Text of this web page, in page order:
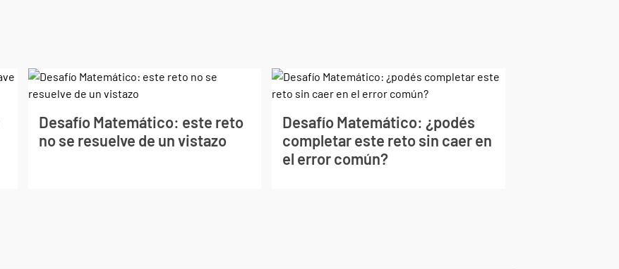
Desafío Matemático: este reto
no se resuelve de un vistazo
Desafío Matemático: ¿podés
completar este reto sin caer en
el error común?